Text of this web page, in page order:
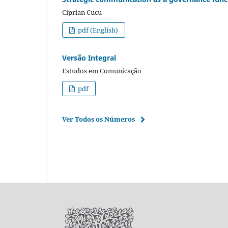
Ciprian Cucu
pdf (English)
Versão Integral
Estudos em Comunicação
pdf
Ver Todos os Números